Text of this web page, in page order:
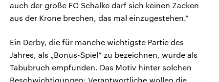
auch der große FC Schalke darf sich keinen Zacken
aus der Krone brechen, das mal einzugestehen.“
Ein Derby, die für manche wichtigste Partie des
Jahres, als „Bonus-Spiel“ zu bezeichnen, wurde als
Tabubruch empfunden. Das Motiv hinter solchen
Beschwichtigungen: Verantwortliche wollen die